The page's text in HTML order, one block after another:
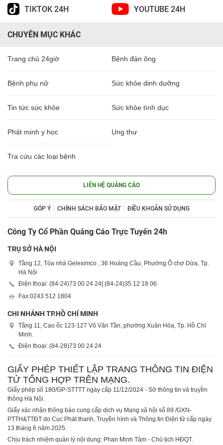
TIKTOK 24H YOUTUBE 24H
CHUYÊN MỤC KHÁC
Trang chủ 24giờ Bệnh đàn ông
Bệnh phụ nữ Sức khỏe dinh dưỡng
Tin tức sức khỏe Sức khỏe tình dục
Phát minh y học Ung thư
Tra cứu các loại bệnh
LIÊN HỆ QUẢNG CÁO
GÓP Ý CHÍNH SÁCH BẢO MẬT ĐIỀU KHOẢN SỬ DỤNG
Công Ty Cổ Phần Quảng Cáo Trực Tuyến 24h
TRỤ SỞ HÀ NỘI
Tầng 12, Tòa nhà Geleximco , 36 Hoàng Cầu, Phường Ô chợ Dừa, Tp.
Hà Nội
Điện thoại: (84-24)73 00 24 24 | (84-24)35 12 18 06
Fax:0243 512 1804
CHI NHÁNH TP.HỒ CHÍ MINH
Tầng 11, Cao ốc 123-127 Võ Văn Tần, phường Xuân Hòa, Tp. Hồ Chí
Minh.
Điện thoại: (84-28)73 00 24 24
GIẤY PHÉP THIẾT LẬP TRANG THÔNG TIN ĐIỆN
TỬ TỔNG HỢP TRÊN MẠNG.
Giấy phép số 180/GP-STTTT ngày cấp 11/12/2024 - Sở thông tin và truyền
thông Hà Nội.
Giấy xác nhận thông báo cung cấp dịch vụ Mạng xã hội số 89 /GXN-
PTTH&TTĐT do Cục Phát thanh, Truyền hình và Thông tin Điện tử cấp ngày
13 tháng 6 năm 2025.
Chịu trách nhiệm quản lý nội dung: Phan Minh Tâm - Chủ tịch HĐQT.